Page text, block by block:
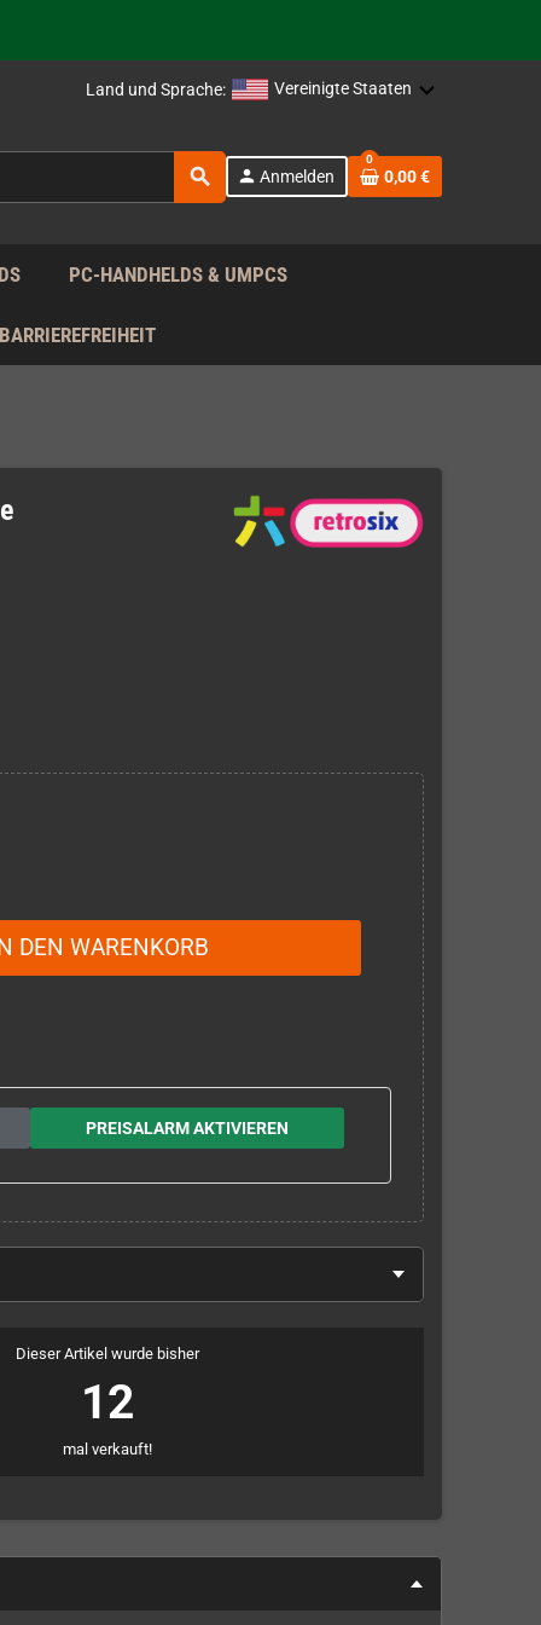
Land und Sprache: Vereinigte Staaten
search person Anmelden
0
0,00 €
PC-HANDHELDS & UMPCS
DEN WARENKORB
PREISALARM AKTIVIEREN
Dieser Artikel wurde bisher
12
mal verkauft!